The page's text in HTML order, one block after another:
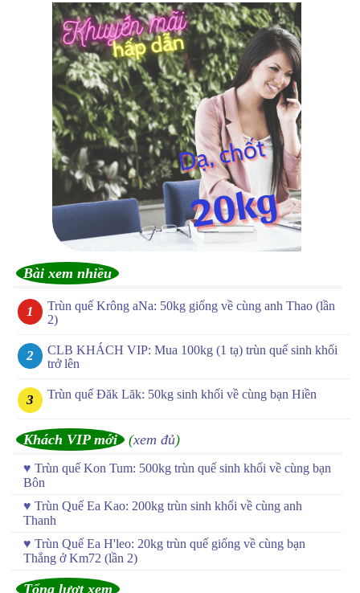
Bài xem nhiều
Trùn quế Krông aNa: 50kg giống về cùng anh Thao (lần
2)
CLB KHÁCH VIP: Mua 100kg (1 tạ) trùn quế sinh khối
trở lên
Trùn quế Đăk Lăk: 50kg sinh khối về cùng bạn Hiền
Khách VIP mới (xem đủ)
♥ Trùn quế Kon Tum: 500kg trùn quế sinh khối về cùng bạn
Bôn
♥ Trùn Quế Ea Kao: 200kg trùn sinh khối về cùng anh
Thanh
♥ Trùn Quế Ea H'leo: 20kg trùn quế giống về cùng bạn
Thắng ở Km72 (lần 2)
Tổng lượt xem